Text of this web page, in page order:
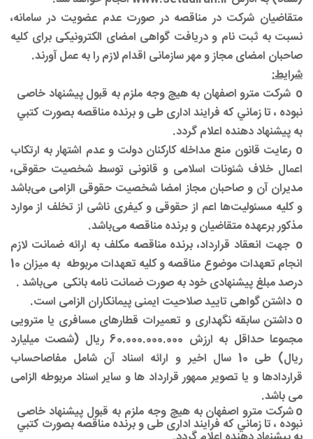
متقاضیان شرکت در مناقصه در صورت عدم عضویت در سامانه،
نسبت به ثبت نام و دریافت گواهی امضای الکترونیکی برای کلیه
صاحبان امضای مجاز و مهر سازمانی اقدام لازم را به عمل آورند.
شرایط:
o شرکت مترو اصفهان به هيچ وجه ملزم به قبول پيشنهاد خاصی
نبوده ، تا زماني که فرایند اداری طی و برنده مناقصه بصورت كتبي
به پيشنهاد دهنده اعلام گردد.
o رعایت قانون منع مداخله کارکنان دولت و عدم اشتهار به ارتکاب
اعمال خلاف شئونات اسلامی و قانونی توسط شخصیت حقوقی،
مدیران آن و صاحبان مجاز امضا شخصیت حقوقی الزامی می‌باشد
و کلیه مسئولیت‌ها اعم از حقوقی و کیفری ناشی از تخلف از موارد
مذکور برعهده متقاضیان و برنده مناقصه می‌باشد.
o جهت انعقاد قرارداد، برنده مناقصه مکلف به ارائه ضمانت لازم
انجام تعهدات موضوع مناقصه و کلیه تعهدات مربوطه
به میزان 10
درصد مبلغ پیشنهادی خود به صورت ضمانت نامه بانکی می‌باشد .
o داشتن گواهی تایید صلاحیت ایمنی پیمانکاران الزامی است.
oداشتن سابقه نگهداری و تعمیرات قطارهای مسافری یا مترویی
مجموعا حداقل به ارزش 60.000.000.000 ریال (شصت میلیارد
ریال) طی 10 سال اخیر و ارائه اسناد آن شامل مفاصاحساب
قراردادها و یا تصویر ممهور قرارداد ها و سایر اسناد مربوطه الزامی
می باشد.
oشرکت مترو اصفهان به هيچ وجه ملزم به قبول پيشنهاد خاصی
نبوده ، تا زماني که فرایند اداری طی و برنده مناقصه بصورت كتبي